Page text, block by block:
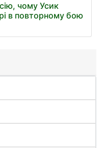
чому Усик
в повторному бою